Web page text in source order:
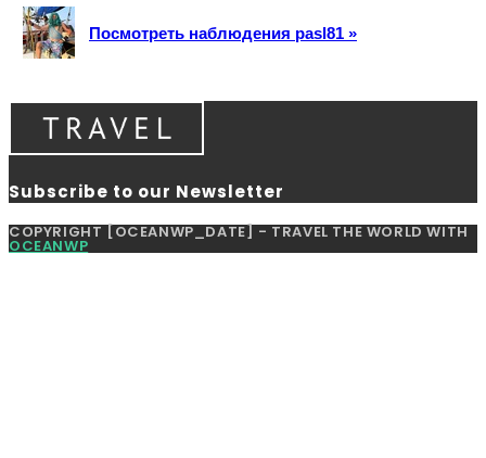
Посмотреть наблюдения pasl81 »
Subscribe to our Newsletter
COPYRIGHT [OCEANWP_DATE] - TRAVEL THE WORLD WITH
OCEANWP